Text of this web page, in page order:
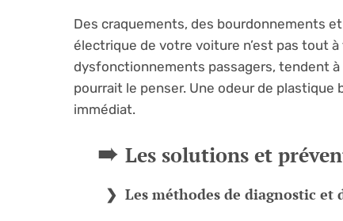
Des craquements, des bourdonnements
électrique de votre voiture n’est pas tout
dysfonctionnements passagers, tendent à
pourrait le penser. Une odeur de
immédiat.
Les solutions et
Les méthodes de diagnostic et